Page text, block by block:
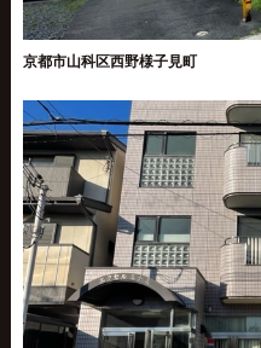
京都市山科区西野様子見町